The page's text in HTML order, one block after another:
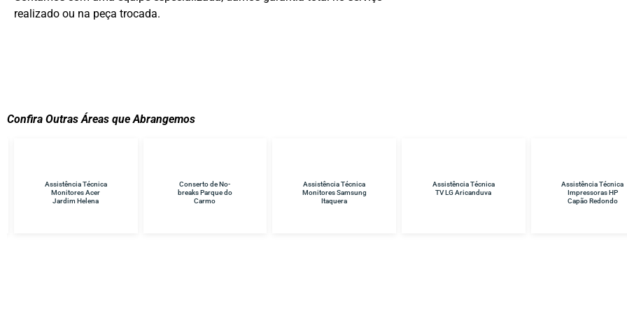
realizado ou na peça trocada.
Confira Outras Áreas que Abrangemos
Conserto de No-
breaks Parque do
Carmo
Assistência Técnica
Monitores Samsung
Itaquera
Assistência Técnica
TV LG Aricanduva
Assistência Técnica
Impressoras HP
Assistência Técnica
Samsung Vila Sônia